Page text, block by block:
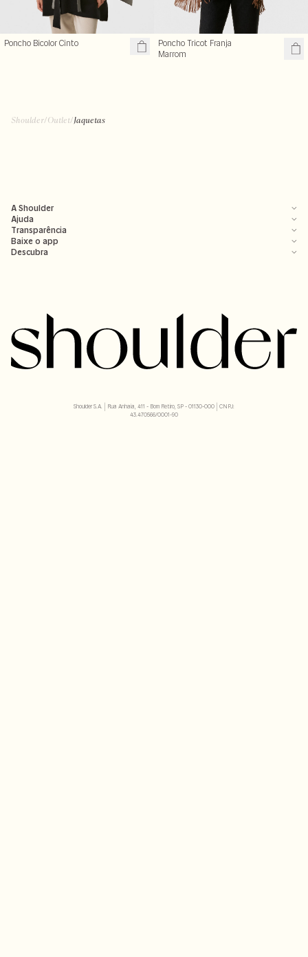
Poncho Bicolor Cinto
Poncho Tricot Franja
Marrom
Shoulder/Outlet/Jaquetas
A Shoulder
Ajuda
Transparência
Baixe o app
Descubra
Shoulder S.A. | Rua Anhaia, 411 - Bom Retiro, SP - 01130-000 | CNPJ:
43.470566/0001-90